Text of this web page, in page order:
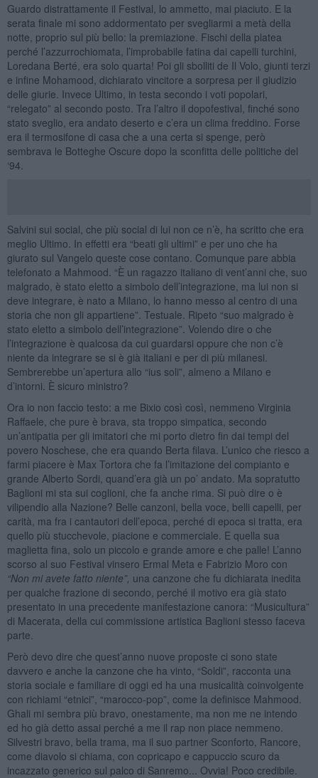
Guardo distrattamente il Festival, lo ammetto, mai piaciuto. E la
serata finale mi sono addormentato per svegliarmi a metà della
notte, proprio sul più bello: la premiazione. Fischi della platea
perché l’azzurrochiomata, l’improbabile fatina dai capelli turchini,
Loredana Berté, era solo quarta! Poi gli sbolliti de Il Volo, giunti terzi
e infine Mohamood, dichiarato vincitore a sorpresa per il giudizio
delle giurie. Invece Ultimo, in testa secondo i voti popolari,
“relegato” al secondo posto. Tra l’altro il dopofestival, finché sono
stato sveglio, era andato deserto e c’era un clima freddino. Forse
era il termosifone di casa che a una certa si spenge, però
sembrava le Botteghe Oscure dopo la sconfitta delle politiche del
‘94.
Salvini sui social, che più social di lui non ce n’è, ha scritto che era
meglio Ultimo. In effetti era “beati gli ultimi” e per uno che ha
giurato sul Vangelo queste cose contano. Comunque pare abbia
telefonato a Mahmood. “È un ragazzo italiano di vent’anni che, suo
malgrado, è stato eletto a simbolo dell’integrazione, ma lui non si
deve integrare, è nato a Milano, lo hanno messo al centro di una
storia che non gli appartiene”. Testuale. Ripeto “suo malgrado è
stato eletto a simbolo dell’integrazione”. Volendo dire o che
l’integrazione è qualcosa da cui guardarsi oppure che non c’è
niente da integrare se si è già italiani e per di più milanesi.
Sembrerebbe un’apertura allo “ius soli”, almeno a Milano e
d’intorni. È sicuro ministro?
Ora io non faccio testo: a me Bixio così così, nemmeno Virginia
Raffaele, che pure è brava, sta troppo simpatica, secondo
un’antipatia per gli imitatori che mi porto dietro fin dai tempi del
povero Noschese, che era quando Berta filava. L’unico che riesco a
farmi piacere è Max Tortora che fa l’imitazione del compianto e
grande Alberto Sordi, quand’era già un po’ andato. Ma sopratutto
Baglioni mi sta sui coglioni, che fa anche rima. Si può dire o è
vilipendio alla Nazione? Belle canzoni, bella voce, belli capelli, per
carità, ma fra i cantautori dell’epoca, perché di epoca si tratta, era
quello più stucchevole, piacione e commerciale. E quella sua
maglietta fina, solo un piccolo e grande amore e che palle! L’anno
scorso al suo Festival vinsero Ermal Meta e Fabrizio Moro con
“Non mi avete fatto niente”, una canzone che fu dichiarata inedita
per qualche frazione di secondo, perché il motivo era già stato
presentato in una precedente manifestazione canora: “Musicultura”
di Macerata, della cui commissione artistica Baglioni stesso faceva
parte.
Però devo dire che quest’anno nuove proposte ci sono state
davvero e anche la canzone che ha vinto, “Soldi”, racconta una
storia sociale e familiare di oggi ed ha una musicalità coinvolgente
con richiami “etnici”, “marocco-pop”, come la definisce Mahmood.
Ghali mi sembra più bravo, onestamente, ma non me ne intendo
ed ho già detto assai perché a me il rap non piace nemmeno.
Silvestri bravo, bella trama, ma il suo partner Sconforto, Rancore,
come diavolo si chiama, con copricapo e cappuccio scuro da
incazzato generico sul palco di Sanremo... Ovvia! Poco credibile.